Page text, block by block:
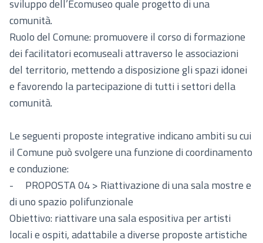
sviluppo dell’Ecomuseo quale progetto di una
comunità.
Ruolo del Comune: promuovere il corso di formazione
dei facilitatori ecomuseali attraverso le associazioni
del territorio, mettendo a disposizione gli spazi idonei
e favorendo la partecipazione di tutti i settori della
comunità.
Le seguenti proposte integrative indicano ambiti su cui
il Comune può svolgere una funzione di coordinamento
e conduzione:
- PROPOSTA 04 > Riattivazione di una sala mostre e
di uno spazio polifunzionale
Obiettivo: riattivare una sala espositiva per artisti
locali e ospiti, adattabile a diverse proposte artistiche